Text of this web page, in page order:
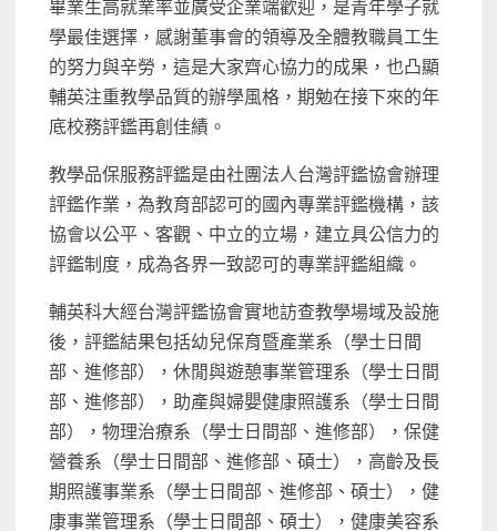
畢業生高就業率並廣受企業端歡迎，是青年學子就
學最佳選擇，感謝董事會的領導及全體教職員工生
的努力與辛勞，這是大家齊心協力的成果，也凸顯
輔英注重教學品質的辦學風格，期勉在接下來的年
底校務評鑑再創佳績。
教學品保服務評鑑是由社團法人台灣評鑑協會辦理
評鑑作業，為教育部認可的國內專業評鑑機構，該
協會以公平、客觀、中立的立場，建立具公信力的
評鑑制度，成為各界一致認可的專業評鑑組織。
輔英科大經台灣評鑑協會實地訪查教學場域及設施
後，評鑑結果包括幼兒保育暨產業系（學士日間
部、進修部），休閒與遊憩事業管理系（學士日間
部、進修部），助產與婦嬰健康照護系（學士日間
部），物理治療系（學士日間部、進修部），保健
營養系（學士日間部、進修部、碩士），高齡及長
期照護事業系（學士日間部、進修部、碩士），健
康事業管理系（學士日間部、碩士），健康美容系